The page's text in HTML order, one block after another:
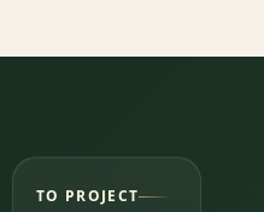
ΤΟ PROJECT